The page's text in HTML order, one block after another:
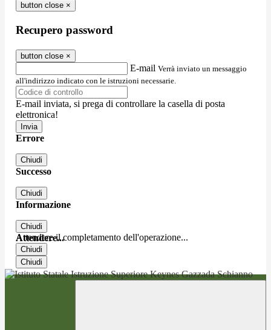
button close ×
Recupero password
button close ×
E-mail Verrà inviato un messaggio
all'indirizzo indicato con le istruzioni necessarie.
E-mail inviata, si prega di controllare la casella di posta
elettronica!
Errore
Chiudi
Successo
Chiudi
Informazione
Chiudi
Attendere...
Attendere il completamento dell'operazione...
Chiudi
Chiudi